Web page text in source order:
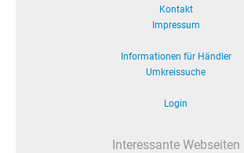
Kontakt
Impressum
Informationen für Händler
Umkreissuche
Login
Interessante Webseiten